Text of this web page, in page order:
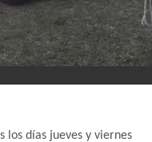
los días jueves y viernes